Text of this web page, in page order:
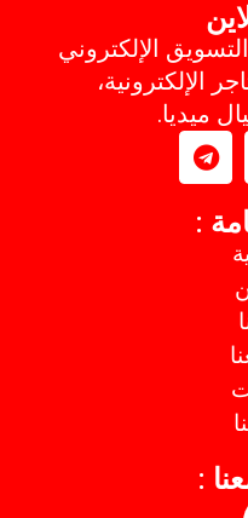
الإلكتروني
الإلكترونية،
ميديا.
:
: